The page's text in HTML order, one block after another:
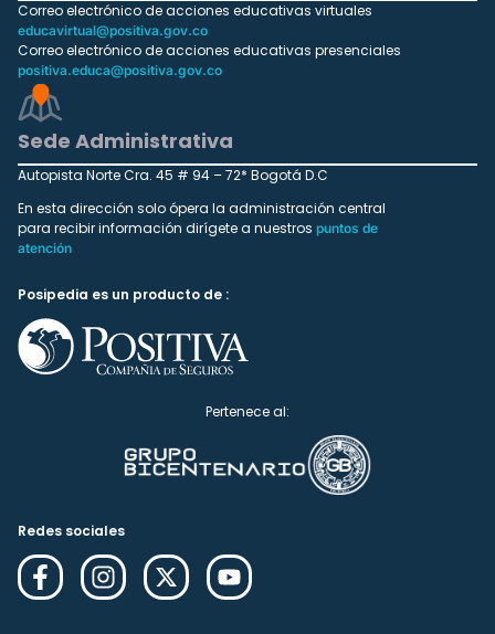
Correo electrónico de acciones educativas virtuales
educavirtual@positiva.gov.co
Correo electrónico de acciones educativas presenciales
positiva.educa@positiva.gov.co
Sede Administrativa
Autopista Norte Cra. 45 # 94 – 72* Bogotá D.C
En esta dirección solo ópera la administración central
para recibir información dirígete a nuestros puntos de
atención
Posipedia es un producto de :
Pertenece al:
Redes sociales